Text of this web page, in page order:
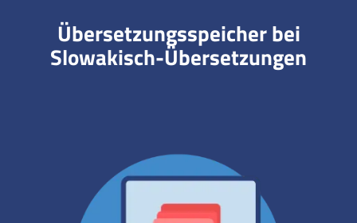
Übersetzungsspeicher bei
Slowakisch-Übersetzungen